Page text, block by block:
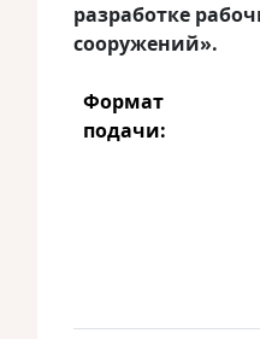
разработке
сооружений».
Формат
подачи: